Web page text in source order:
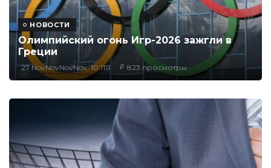
НОВОСТИ
Олимпийский огонь Игр-2026 зажгли в
Греции
27 NovNovNovNov, 10:1111 823 просмотры